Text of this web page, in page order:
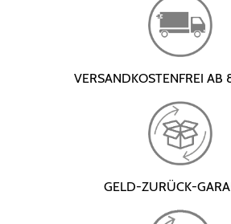
VERSANDKOSTENFREI
GELD-ZURÜCK-